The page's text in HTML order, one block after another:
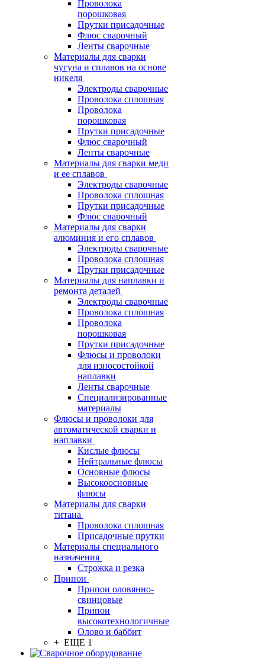
Проволока
порошковая
Прутки присадочные
Флюс сварочный
Ленты сварочные
Материалы для сварки
чугуна и сплавов на основе
никеля
Электроды сварочные
Проволока сплошная
Проволока
порошковая
Прутки присадочные
Флюс сварочный
Ленты сварочные
Материалы для сварки меди
и ее сплавов
Электроды сварочные
Проволока сплошная
Прутки присадочные
Флюс сварочный
Материалы для сварки
алюминия и его сплавов
Электроды сварочные
Проволока сплошная
Прутки присадочные
Материалы для наплавки и
ремонта деталей
Электроды сварочные
Проволока сплошная
Проволока
порошковая
Прутки присадочные
Флюсы и проволоки
для износостойкой
наплавки
Ленты сварочные
Специализированные
материалы
Флюсы и проволоки для
автоматической сварки и
наплавки
Кислые флюсы
Нейтральные флюсы
Основные флюсы
Высокоосновные
флюсы
Материалы для сварки
титана
Проволока сплошная
Присадочные прутки
Материалы специального
назначения
Строжка и резка
Припои
Припои оловянно-
свинцовые
Припои
высокотехнологичные
Олово и баббит
+ ЕЩЕ 1